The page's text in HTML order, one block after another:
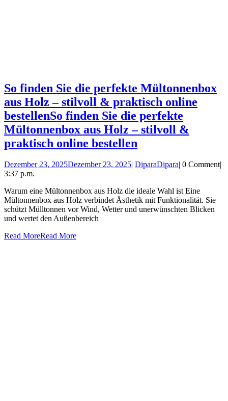
So finden Sie die perfekte Mültonnenbox
aus Holz – stilvoll & praktisch online
bestellenSo finden Sie die perfekte
Mültonnenbox aus Holz – stilvoll &
praktisch online bestellen
Dezember 23, 2025Dezember 23, 2025| DiparaDipara| 0 Comment|
3:37 p.m.
Warum eine Mültonnenbox aus Holz die ideale Wahl ist Eine
Mültonnenbox aus Holz verbindet Ästhetik mit Funktionalität. Sie
schützt Mülltonnen vor Wind, Wetter und unerwünschten Blicken
und wertet den Außenbereich
Read MoreRead More